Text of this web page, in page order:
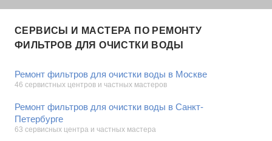
СЕРВИСЫ И МАСТЕРА ПО РЕМОНТУ
ФИЛЬТРОВ ДЛЯ ОЧИСТКИ ВОДЫ
Ремонт фильтров для очистки воды в Москве
46 сервистных центров и частных мастеров
Ремонт фильтров для очистки воды в Санкт-
Петербурге
63 сервисных центра и частных мастера